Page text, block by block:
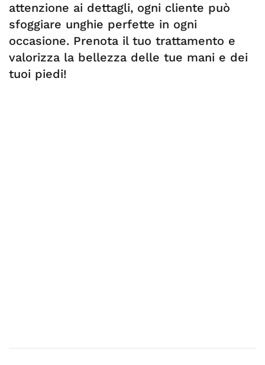
attenzione ai dettagli, ogni cliente può
sfoggiare unghie perfette in ogni
occasione. Prenota il tuo trattamento e
valorizza la bellezza delle tue mani e dei
tuoi piedi!